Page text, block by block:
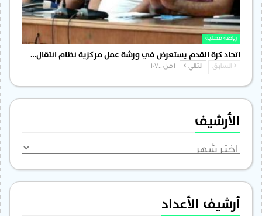
رياضة محلية
اتحاد كرة القدم يستعرض في ورشة عمل مركزية نظام انتقال…
السابق التالي
الأرشيف
الأرشيف
أرشيف الأعداد